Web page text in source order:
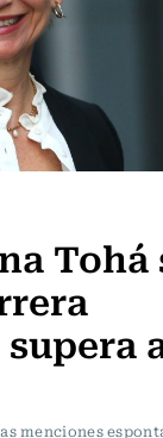
Tohá
menciones